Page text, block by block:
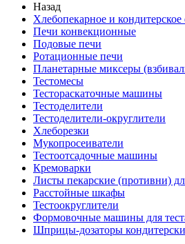
Назад
Хлебопекарное и кондитерское
Печи конвекционные
Подовые печи
Ротационные печи
Планетарные миксеры
Тестомесы
Тестораскаточные машины
Тестоделители
Тестоделители-округлители
Хлеборезки
Мукопросеиватели
Тестоотсадочные машины
Кремоварки
Листы пекарские (противни)
Расстойные шкафы
Тестоокруглители
Формовочные машины для
Шприцы-дозаторы